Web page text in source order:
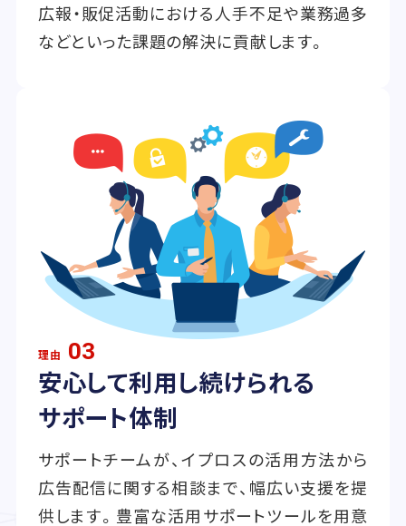
広報・販促活動における人手不足や業務過多
などといった課題の解決に貢献します。
理由 03
安心して利用し続けられる
サポート体制
サポートチームが、イプロスの活用方法から
広告配信に関する相談まで、幅広い支援を提
供します。豊富な活用サポートツールを用意